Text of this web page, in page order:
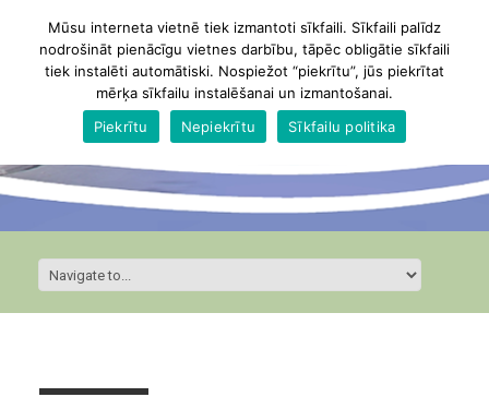
Mūsu interneta vietnē tiek izmantoti sīkfaili. Sīkfaili palīdz
nodrošināt pienācīgu vietnes darbību, tāpēc obligātie sīkfaili
tiek instalēti automātiski. Nospiežot “piekrītu”, jūs piekrītat
mērķa sīkfailu instalēšanai un izmantošanai.
Piekrītu
Nepiekrītu Sīkfailu politika